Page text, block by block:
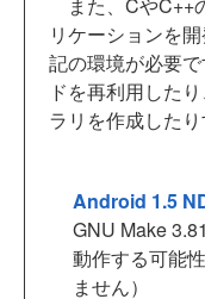
また、CやC++
リケーションを
記の環境が必要
ドを再利用した
ラリを作成したり
Android 1.5
GNU Make
動作する可能
ません）